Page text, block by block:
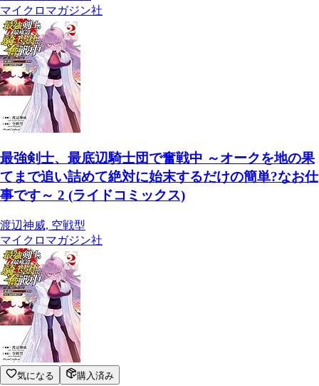
マイクロマガジン社
最強剣士、最底辺騎士団で奮戦中 ～オークを地の果
てまで追い詰めて絶対に始末するだけの簡単?なお仕
事です～ 2 (ライドコミックス)
渡辺神威, 空戦型
マイクロマガジン社
気になる 購入済み